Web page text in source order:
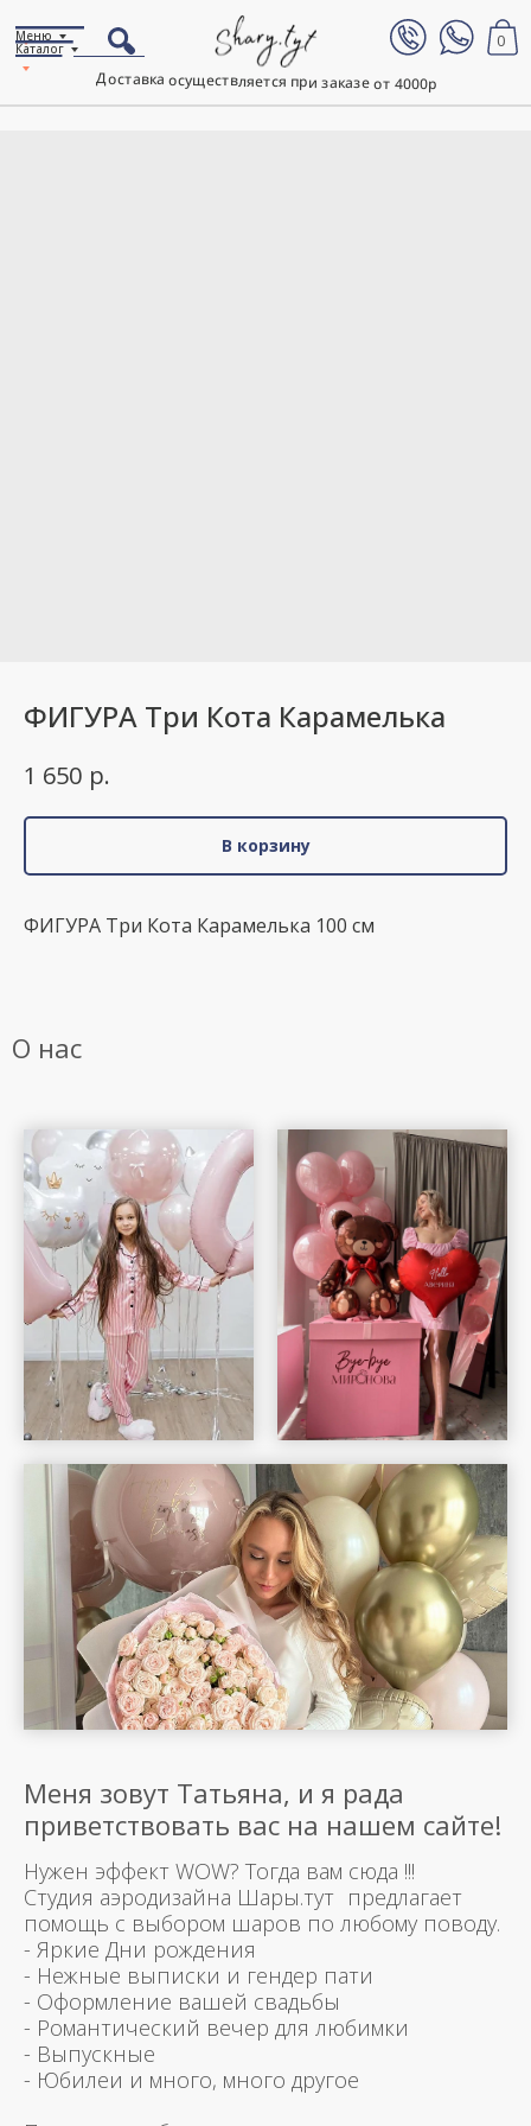
Доставка осуществляется при заказе от 4000р
0
Каталог
Меню
ФИГУРА Три Кота Карамелька
1 650 р.
В корзину
ФИГУРА Три Кота Карамелька 100 см
О нас
Меня зовут Татьяна, и я рада
приветствовать вас на нашем сайте!
Нужен эффект WOW? Тогда вам сюда !!!
Студия аэродизайна Шары.тут предлагает
помощь с выбором шаров по любому поводу.
- Яркие Дни рождения
- Нежные выписки и гендер пати
- Оформление вашей свадьбы
- Романтический вечер для любимки
- Выпускные
- Юбилеи и много, много другое